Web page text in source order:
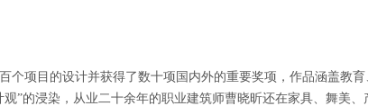
个项目的设计并获得了数十项国内外的重要奖项，作品涵盖教
”的浸染，从业二十余年的职业建筑师曹晓昕还在家具、舞美